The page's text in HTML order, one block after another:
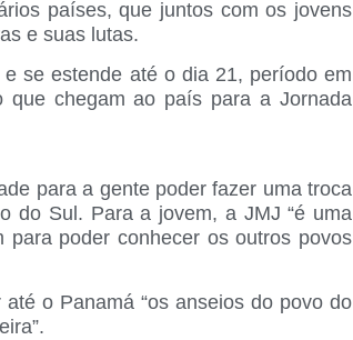
países, que juntos com os jovens
e suas lutas.
se estende até o dia 21, período em
que chegam ao país para a Jornada
para a gente poder fazer uma troca
do Sul. Para a jovem, a JMJ “é uma
poder conhecer os outros povos
o Panamá “os anseios do povo do